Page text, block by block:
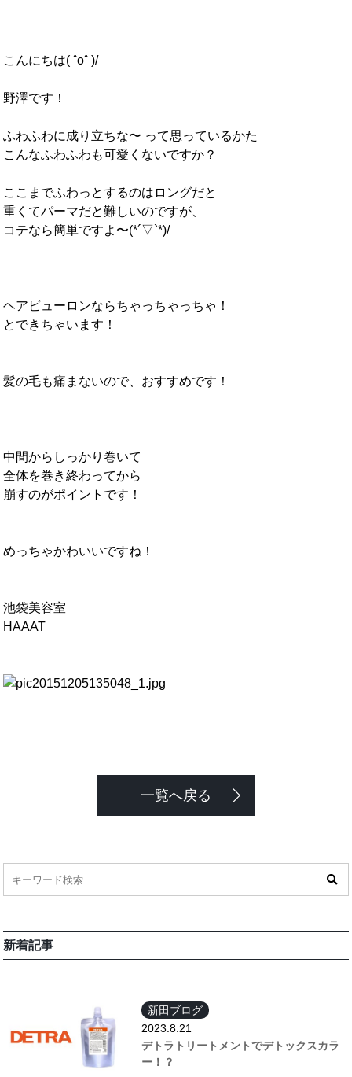
こんにちは( ˆoˆ )/
野澤です！
ふわふわに成り立ちな〜 って思っているかた
こんなふわふわも可愛くないですか？
ここまでふわっとするのはロングだと
重くてパーマだと難しいのですが、
コテなら簡単ですよ〜(*´▽`*)/
ヘアビューロンならちゃっちゃっちゃ！
とできちゃいます！
髪の毛も痛まないので、おすすめです！
中間からしっかり巻いて
全体を巻き終わってから
崩すのがポイントです！
めっちゃかわいいですね！
池袋美容室
HAAAT
一覧へ戻る
新着記事
新田ブログ
2023.8.21
デトラトリートメントでデトックスカラ
ー！？